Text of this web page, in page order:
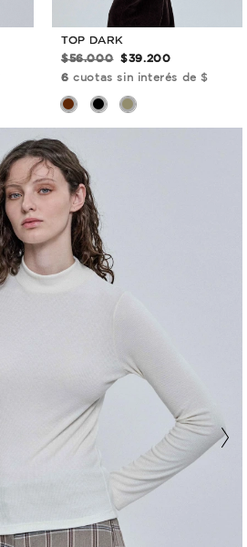
TOP DARK
$56.000
$39.200
6 cuotas sin interés de $